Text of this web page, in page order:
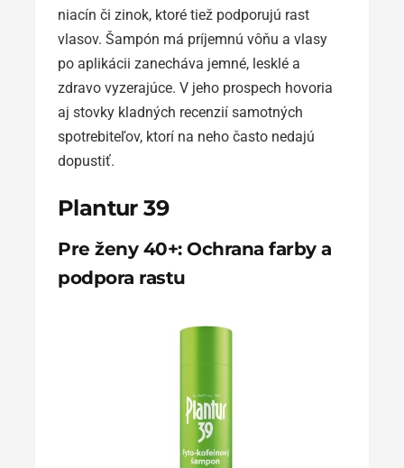
niacín či zinok, ktoré tiež podporujú rast
vlasov. Šampón má príjemnú vôňu a vlasy
po aplikácii zanecháva jemné, lesklé a
zdravo vyzerajúce. V jeho prospech hovoria
aj stovky kladných recenzií samotných
spotrebiteľov, ktorí na neho často nedajú
dopustiť.
Plantur 39
Pre ženy 40+: Ochrana farby a
podpora rastu